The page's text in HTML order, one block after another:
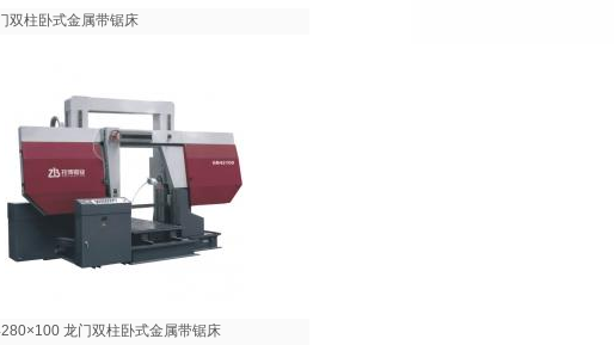
双柱卧式金属带锯床
龙门双柱卧式金属带锯床